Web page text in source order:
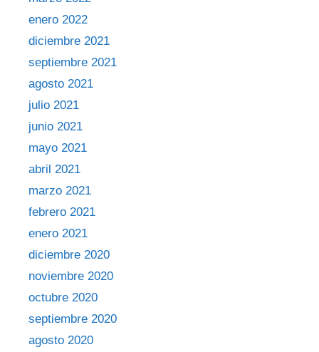
enero 2022
diciembre 2021
septiembre 2021
agosto 2021
julio 2021
junio 2021
mayo 2021
abril 2021
marzo 2021
febrero 2021
enero 2021
diciembre 2020
noviembre 2020
octubre 2020
septiembre 2020
agosto 2020